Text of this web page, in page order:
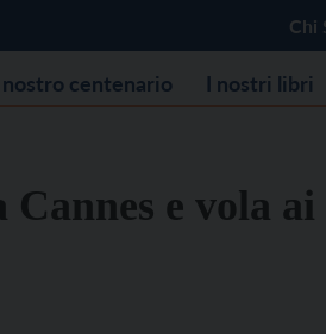
Chi
nostro centenario I nostri libri
e vola